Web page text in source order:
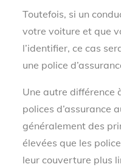
Toutefois, si un
votre voiture et que
l’identifier, ce cas
une police
Une autre différence
polices d’assurance
généralement des
élevées que les
leur couverture plus